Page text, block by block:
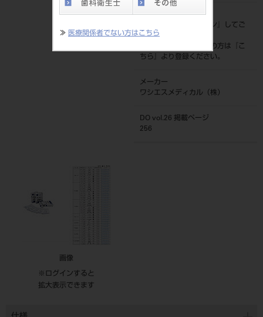
≫ 医療関係者でない方はこちら
標準価格
ログイン
』してご
覧ください。
ネット会員登録がまだの方は『
こ
ちら
』より登録ください。
メーカー
ワシエスメディカル（株）
DO vol.26 掲載ページ
256
画像
※ログインすると
拡大表示できます